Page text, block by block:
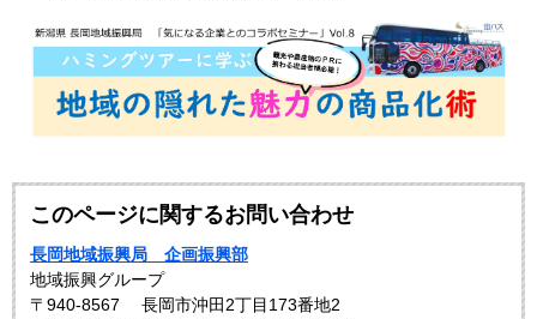
このページに関するお問い合わせ
長岡地域振興局 企画振興部
地域振興グループ
〒940-8567
長岡市沖田2丁目173番地2